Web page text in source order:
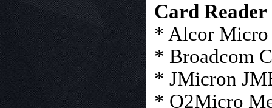
Card Reader
* Alcor Micro
* Broadcom
* JMicron
* O2Micro